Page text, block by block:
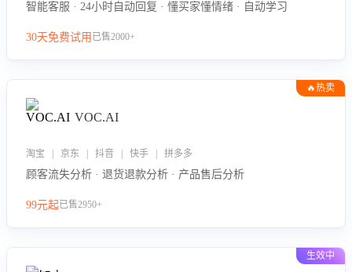
智能客服 · 24小时自动回复 · 懂买家懂情绪 · 自动学习
30天免费试用 已售2000+
🔥热卖
VOC.AI
淘宝 | 京东 | 抖音 | 快手 | 拼多多
顾客流失分析 · 退货退款分析 · 产品售后分析
99元起已售2950+
生效中